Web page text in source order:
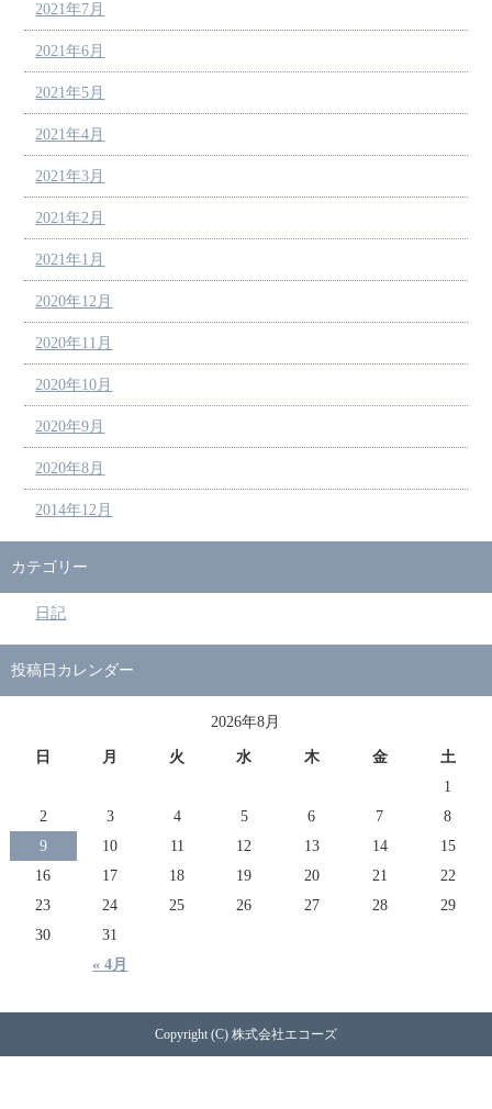
2021年7月
2021年6月
2021年5月
2021年4月
2021年3月
2021年2月
2021年1月
2020年12月
2020年11月
2020年10月
2020年9月
2020年8月
2014年12月
カテゴリー
日記
投稿日カレンダー
2026年8月
日 月 火 水 木 金 土
« 4月
1
2
3 4 5 6 7
8
9
10 11 12 13 14
15
16
17 18 19 20 21
22
23
24 25 26 27 28
29
30
31
Copyright (C) 株式会社エコーズ